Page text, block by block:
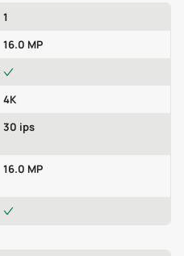
1
16.0 MP
4K
30 ips
16.0 MP